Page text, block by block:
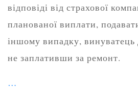
відповіді від страхової
планованої виплати,
іншому випадку,
не заплативши за ремонт.
…